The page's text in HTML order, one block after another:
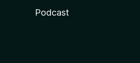
Podcast